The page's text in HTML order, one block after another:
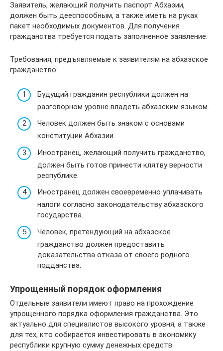
Заявитель, желающий получить паспорт Абхазии,
должен быть дееспособным, а также иметь на руках
пакет необходимых документов. Для получения
гражданства требуется подать заполненное заявление.
Требования, предъявляемые к заявителям на абхазское
гражданство:
Будущий гражданин республики должен на
разговорном уровне владеть абхазским языком.
Человек должен быть знаком с основами
конституции Абхазии.
Иностранец, желающий получить гражданство,
должен быть готов принести клятву верности
республике.
Иностранец должен своевременно уплачивать
налоги согласно законодательству абхазского
государства.
Человек, претендующий на абхазское
гражданство должен предоставить
доказательства отказа от своего родного
подданства.
Упрощенный порядок оформления
Отдельные заявители имеют право на прохождение
упрощенного порядка оформления гражданства. Это
актуально для специалистов высокого уровня, а также
для тех, кто собирается инвестировать в экономику
республики крупную сумму денежных средств.